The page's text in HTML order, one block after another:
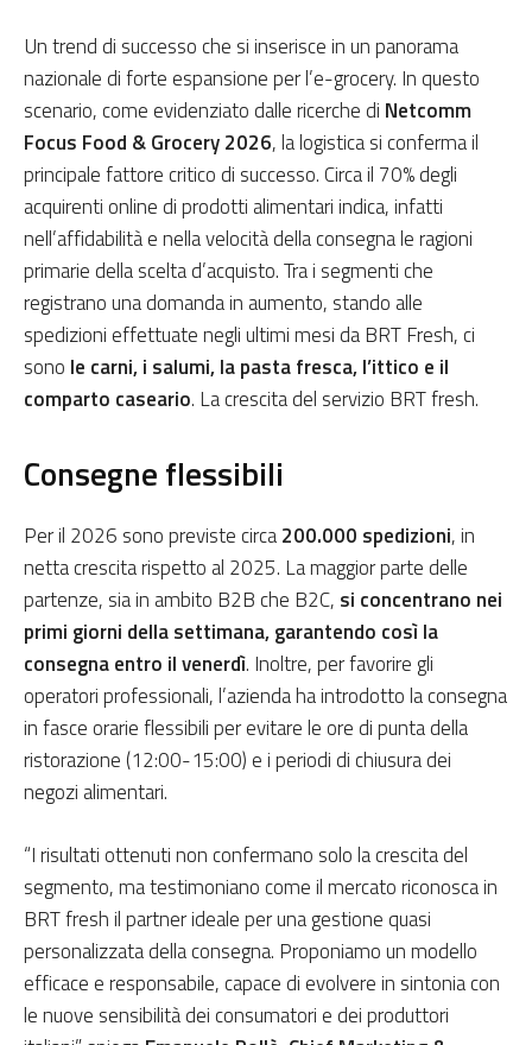
Un trend di successo che si inserisce in un panorama
nazionale di forte espansione per l’e-grocery. In questo
scenario, come evidenziato dalle ricerche di Netcomm
Focus Food & Grocery 2026, la logistica si conferma il
principale fattore critico di successo. Circa il 70% degli
acquirenti online di prodotti alimentari indica, infatti
nell’affidabilità e nella velocità della consegna le ragioni
primarie della scelta d’acquisto. Tra i segmenti che
registrano una domanda in aumento, stando alle
spedizioni effettuate negli ultimi mesi da BRT Fresh, ci
sono le carni, i salumi, la pasta fresca, l’ittico e il
comparto caseario. La crescita del servizio BRT fresh.
Consegne flessibili
Per il 2026 sono previste circa200.000 spedizioni, in
netta crescita rispetto al 2025. La maggior parte delle
partenze, sia in ambito B2B che B2C, si concentrano nei
primi giorni della settimana, garantendo così la
consegna entro il venerdì. Inoltre, per favorire gli
operatori professionali, l’azienda ha introdotto la consegna
in fasce orarie flessibili per evitare le ore di punta della
ristorazione (12:00-15:00) e i periodi di chiusura dei
negozi alimentari.
“I risultati ottenuti non confermano solo la crescita del
segmento, ma testimoniano come il mercato riconosca in
BRT fresh il partner ideale per una gestione quasi
personalizzata della consegna. Proponiamo un modello
efficace e responsabile, capace di evolvere in sintonia con
le nuove sensibilità dei consumatori e dei produttori